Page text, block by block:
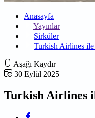
Anasayfa
Yayınlar
Sirküler
Turkish Airlines ile
Aşağı Kaydır
30 Eylül 2025
Turkish Airlines